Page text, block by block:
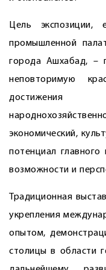
Цель экспозиции,
промышленной
города Ашхабад, –
неповторимую
достижения
экономический,
потенциал
возможности и
Традиционная
укрепления
опытом,
столицы в области